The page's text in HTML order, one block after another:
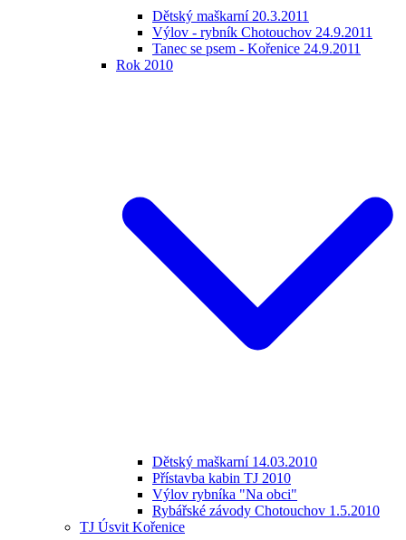
Dětský maškarní 20.3.2011
Výlov - rybník Chotouchov 24.9.2011
Tanec se psem - Kořenice 24.9.2011
Rok 2010
Dětský maškarní 14.03.2010
Přístavba kabin TJ 2010
Výlov rybníka "Na obci"
Rybářské závody Chotouchov 1.5.2010
TJ Úsvit Kořenice